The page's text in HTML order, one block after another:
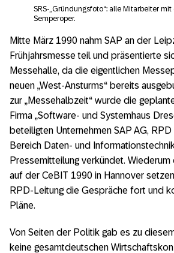
SRS-„Gründungsfoto“: alle Mitarbeiter
Semperoper.
Mitte März 1990 nahm SAP an der
Frühjahrsmesse teil und präsentierte
Messehalle, da die eigentlichen
neuen „West-Ansturms“ bereits
zur „Messehalbzeit“ wurde die
Firma „Software- und Systemhaus
beteiligten Unternehmen SAP AG, RPD
Bereich Daten- und
Pressemitteilung verkündet. Wiederum
auf der CeBIT 1990 in Hannover
RPD-Leitung die Gespräche fort und
Pläne.
Von Seiten der Politik gab es zu
keine gesamtdeutschen